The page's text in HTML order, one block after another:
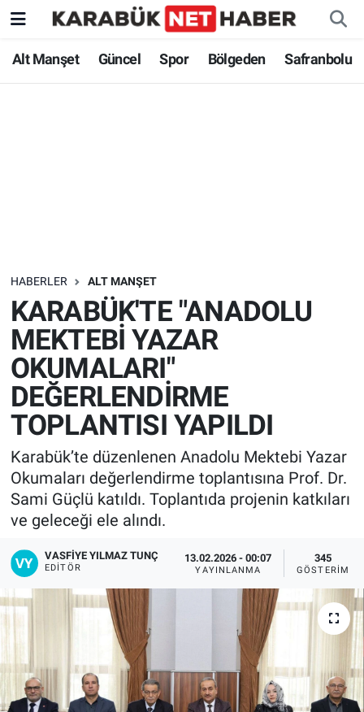
Alt Manşet Güncel Spor Bölgeden Safranbolu
HABERLER ALT MANŞET
KARABÜK'TE "ANADOLU
MEKTEBİ YAZAR
OKUMALARI"
DEĞERLENDİRME
TOPLANTISI YAPILDI
Karabük’te düzenlenen Anadolu Mektebi Yazar
Okumaları değerlendirme toplantısına Prof. Dr.
Sami Güçlü katıldı. Toplantıda projenin katkıları
ve geleceği ele alındı.
VASFIYE YILMAZ TUNÇ
EDITÖR
13.02.2026 - 00:07
YAYINLANMA
345
GÖSTERIM